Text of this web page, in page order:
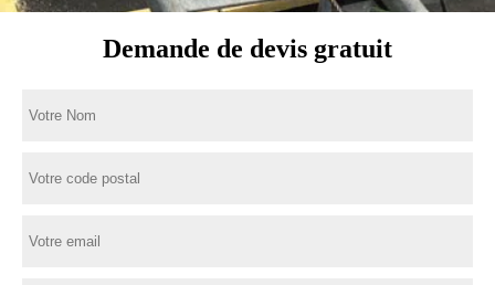
Demande de devis gratuit